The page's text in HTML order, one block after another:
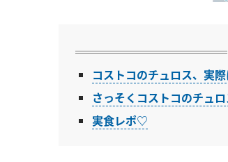
コストコのチュロス、実
さっそくコストコのチュ
実食レポ♡